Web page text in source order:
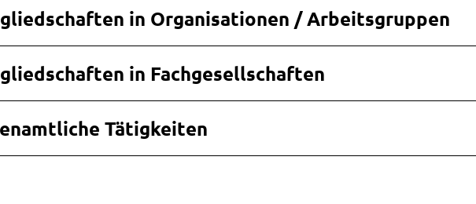
in Organisationen / Arbeitsgruppen
in Fachgesellschaften
Tätigkeiten